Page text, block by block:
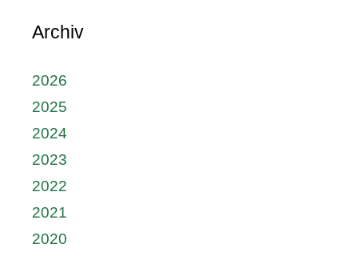
Archiv
2026
2025
2024
2023
2022
2021
2020